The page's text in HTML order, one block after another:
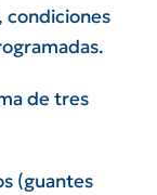
condiciones
de tres
(guantes